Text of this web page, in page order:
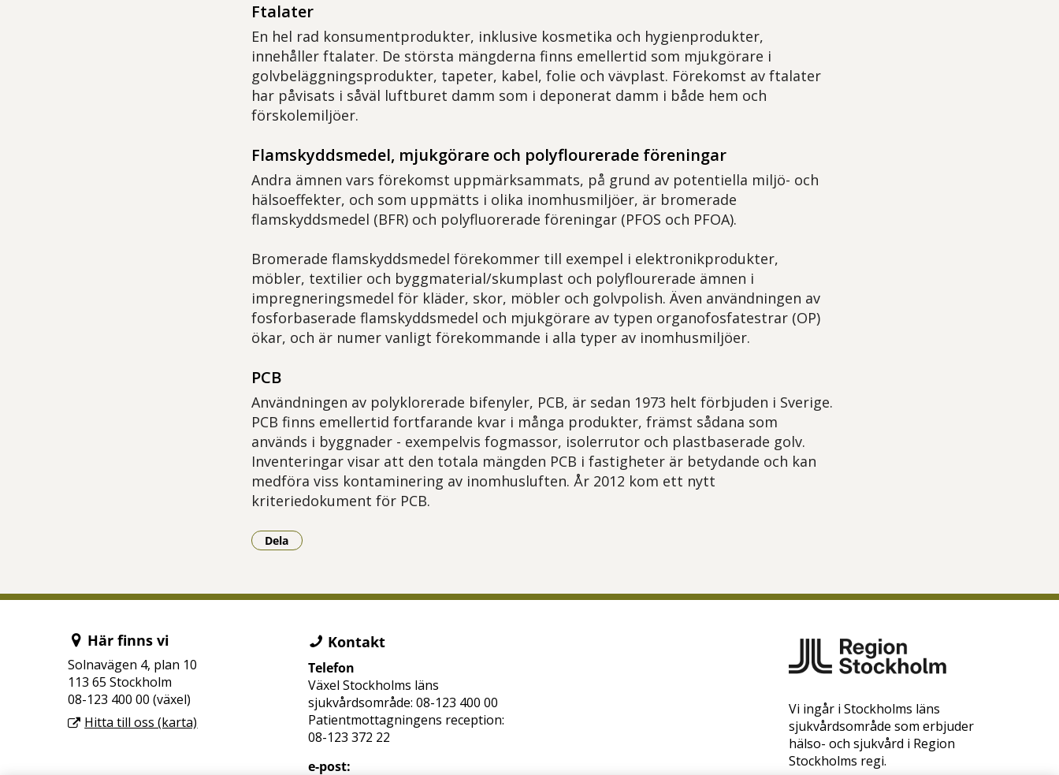
Ftalater
En hel rad konsumentprodukter, inklusive kosmetika och hygienprodukter,
innehåller ftalater. De största mängderna finns emellertid som mjukgörare i
golvbeläggningsprodukter, tapeter, kabel, folie och vävplast. Förekomst av ftalater
har påvisats i såväl luftburet damm som i deponerat damm i både hem och
förskolemiljöer.
Flamskyddsmedel, mjukgörare och polyflourerade föreningar
Andra ämnen vars förekomst uppmärksammats, på grund av potentiella miljö- och
hälsoeffekter, och som uppmätts i olika inomhusmiljöer, är bromerade
flamskyddsmedel (BFR) och polyfluorerade föreningar (PFOS och PFOA).
Bromerade flamskyddsmedel förekommer till exempel i elektronikprodukter,
möbler, textilier och byggmaterial/skumplast och polyflourerade ämnen i
impregneringsmedel för kläder, skor, möbler och golvpolish. Även användningen av
fosforbaserade flamskyddsmedel och mjukgörare av typen organofosfatestrar (OP)
ökar, och är numer vanligt förekommande i alla typer av inomhusmiljöer.
PCB
Användningen av polyklorerade bifenyler, PCB, är sedan 1973 helt förbjuden i Sverige.
PCB finns emellertid fortfarande kvar i många produkter, främst sådana som
används i byggnader - exempelvis fogmassor, isolerrutor och plastbaserade golv.
Inventeringar visar att den totala mängden PCB i fastigheter är betydande och kan
medföra viss kontaminering av inomhusluften. År 2012 kom ett nytt
kriteriedokument för PCB.
Dela
- Klicka för att öppna delningsalternativ.
Här finns vi
Solnavägen 4, plan 10
113 65 Stockholm
08-123 400 00 (växel)
Hitta till oss (karta)
Kontakt
Telefon
Växel Stockholms läns
sjukvårdsområde: 08-123 400 00
Patientmottagningens reception:
08-123 372 22
e-post:
Vi ingår i Stockholms läns
sjukvårdsområde som erbjuder
hälso- och sjukvård i Region
Stockholms regi.